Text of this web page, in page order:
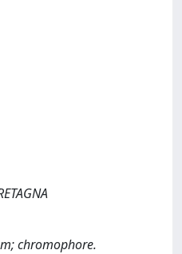
chromophore.